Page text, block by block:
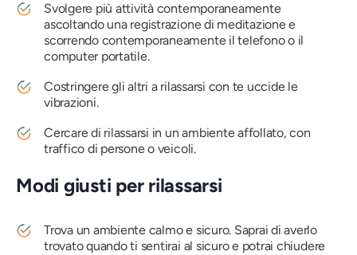
Svolgere più attività contemporaneamente
ascoltando una registrazione di meditazione e
scorrendo contemporaneamente il telefono o il
computer portatile.
Costringere gli altri a rilassarsi con te uccide le
vibrazioni.
Cercare di rilassarsi in un ambiente affollato, con
traffico di persone o veicoli.
Modi giusti per rilassarsi
Trova un ambiente calmo e sicuro. Saprai di averlo
trovato quando ti sentirai al sicuro e potrai chiudere